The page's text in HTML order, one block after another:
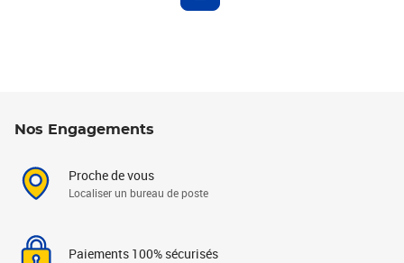
Nos Engagements
Proche de vous
Localiser un bureau de poste
Paiements 100% sécurisés